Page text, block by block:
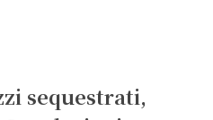
sequestrati,